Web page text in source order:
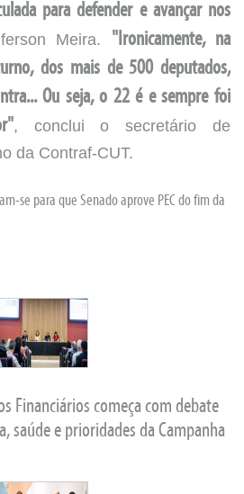
para defender e avançar nos
Meira. "Ironicamente, na
dos mais de 500 deputados,
Ou seja, o 22 é e sempre foi
, conclui o secretário de
da Contraf-CUT.
se para que Senado aprove PEC do fim da
Financiários começa com debate
saúde e prioridades da Campanha